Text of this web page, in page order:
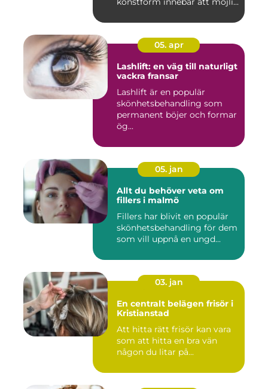
05. apr
Lashlift: en väg till naturligt
vackra fransar
Lashlift är en populär
skönhetsbehandling som
permanent böjer och formar
ög...
05. jan
Allt du behöver veta om
fillers i malmö
Fillers har blivit en populär
skönhetsbehandling för dem
som vill uppnå en ungd...
03. jan
En centralt belägen frisör i
Kristianstad
Att hitta rätt frisör kan vara
som att hitta en bra vän
någon du litar på...